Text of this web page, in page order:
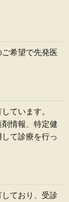
希望で先発医
ています。
情報、特定健
て診療を行っ
ており、受診